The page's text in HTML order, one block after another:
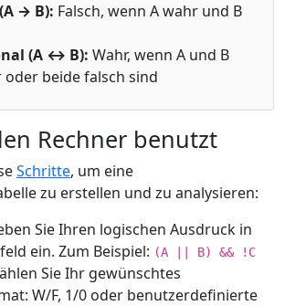
→ B): Falsch, wenn A wahr und B
(A ↔ B): Wahr, wenn A und B
oder beide falsch sind
Rechner benutzt
Schritte, um eine
zu erstellen und zu analysieren:
Sie Ihren logischen Ausdruck in
ein. Zum Beispiel: (A || B) && !C
Sie Ihr gewünschtes
W/F, 1/0 oder benutzerdefinierte